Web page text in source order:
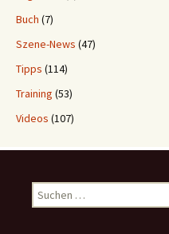
Buch (7)
Szene-News (47)
Tipps (114)
Training (53)
Videos (107)
Suchen
nach: